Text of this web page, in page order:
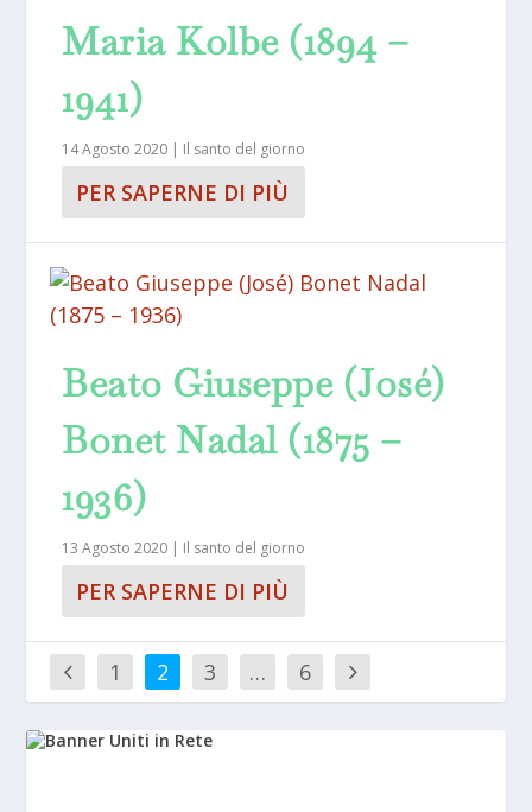
Maria Kolbe (1894 –
1941)
14 Agosto 2020 | Il santo del giorno
PER SAPERNE DI PIÙ
Beato Giuseppe (José)
Bonet Nadal (1875 –
1936)
13 Agosto 2020 | Il santo del giorno
PER SAPERNE DI PIÙ
1 2 3 … 6